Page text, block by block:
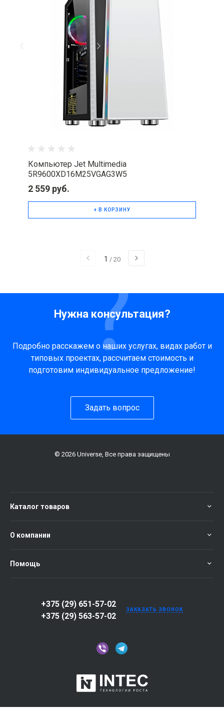
Компьютер Jet Multimedia
5R9600XD16M25VGAG3W5
2 559 руб.
+ В КОРЗИНУ
1 / 20
Нужна консультация?
Подробно расскажем о наших услугах, видах работ и
типовых проектах, рассчитаем стоимость и
подготовим индивидуальное предложение!
Задать вопрос
© 2026 Universe, Все права защищены
Каталог товаров
О компании
Помощь
+375 (29) 651-57-02
+375 (29) 563-57-02
ЗАКАЗАТЬ ЗВОНОК